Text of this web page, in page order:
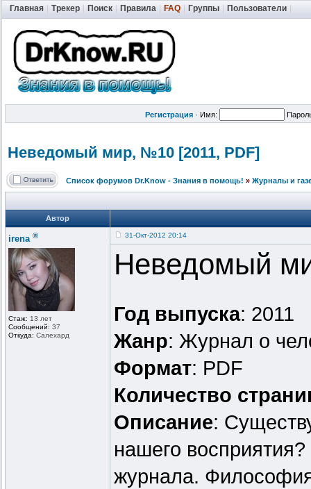
Главная Трекер Поиск Правила FAQ Группы Пользователи
Регистрация · Имя:
Неведомый мир, №10 [2011, PDF]
Список форумов Dr.Know - Знания в помощь! » Журналы и
Автор
irena ®
Стаж: 13 лет
Сообщений: 37
Откуда: Салехард
31-Окт-2012 20:14
Неведомый
Год выпуска: 2011
Жанр: Журнал о
Формат: PDF
Количество
Описание:
нашего
журнала.